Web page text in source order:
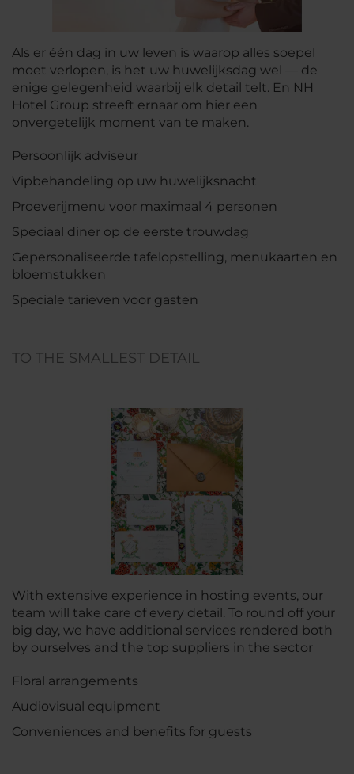
Als er één dag in uw leven is waarop alles soepel
moet verlopen, is het uw huwelijksdag wel — de
enige gelegenheid waarbij elk detail telt. En NH
Hotel Group streeft ernaar om hier een
onvergetelijk moment van te maken.
Persoonlijk adviseur
Vipbehandeling op uw huwelijksnacht
Proeverijmenu voor maximaal 4 personen
Speciaal diner op de eerste trouwdag
Gepersonaliseerde tafelopstelling, menukaarten en
bloemstukken
Speciale tarieven voor gasten
TO THE SMALLEST DETAIL
With extensive experience in hosting events, our
team will take care of every detail. To round off your
big day, we have additional services rendered both
by ourselves and the top suppliers in the sector
Floral arrangements
Audiovisual equipment
Conveniences and benefits for guests